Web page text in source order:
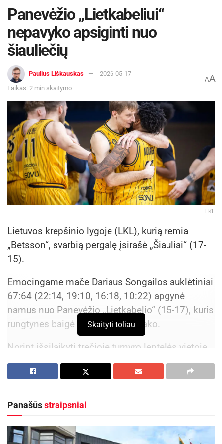
Panevėžio „Lietkabeliui“
nepavyko apsiginti nuo
šiauliečių
Paulius Liškauskas
2026-05-17
Laikas: 2 min skaitymo
AA
LKL
Lietuvos krepšinio lygoje (LKL), kurią remia
„Betsson“, svarbią pergalę įsirašė „Šiauliai“ (17-
15).
Emocingame mače Dariaus Songailos auklėtiniai
67:64 (22:14, 19:10, 16:18, 10:22) apgynė
namus nuo Panevėžio „Lietkabelio“ (15-17), kuris
rungtynes baigė be Nenado Čanako.
Norint išsilaikyti trečioje turnyro lentelės vietoje
šiauliečiams reikia sulaukti Klaipėdos „Neptūno“
nesėkmės prieš „Jonavą Hipocredit“. Priešingu
klaipėdiečiai, o šiauliečiai liks ketvirti.
Aktualios naujienos
Skaityti toliau
Panašūsstraipsniai